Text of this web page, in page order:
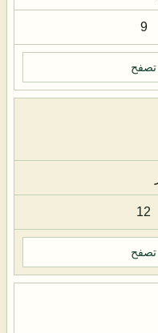
9
تصفح
12
تصفح